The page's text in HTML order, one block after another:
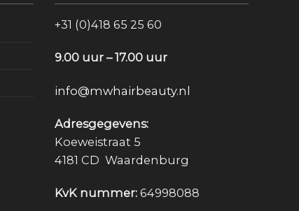
+31 (0)418 65 25 60
9.00 uur – 17.00 uur
info@mwhairbeauty.nl
Adresgegevens:
Koeweistraat 5
4181 CD Waardenburg
KvK nummer:64998088